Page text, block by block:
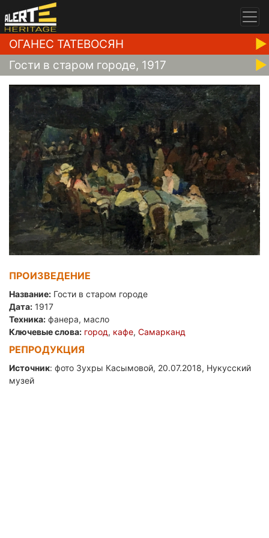
ОГАНЕС ТАТЕВОСЯН
Гости в старом городе, 1917
ПРОИЗВЕДЕНИЕ
Название: Гости в старом городе
Дата: 1917
Техника: фанера, масло
Ключевые слова: город, кафе, Самарканд
РЕПРОДУКЦИЯ
Источник: фото Зухры Касымовой, 20.07.2018, Нукусский
музей